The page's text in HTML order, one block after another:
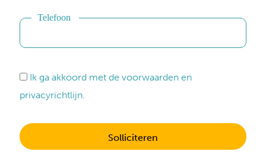
Telefoon
Ik ga akkoord met de voorwaarden en
privacyrichtlijn.